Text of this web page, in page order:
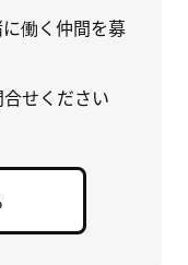
働く仲間を募
せください